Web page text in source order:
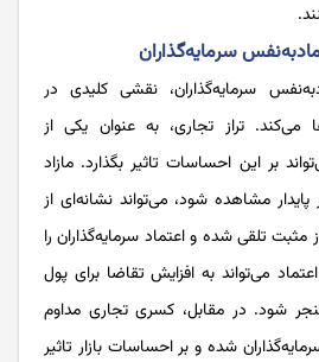
سرمایه‌گذاران، نقشی کلیدی در
می‌کند. تراز تجاری، به عنوان یکی از
بر این احساسات تاثیر بگذارد. مازاد
پایدار مشاهده شود، می‌تواند نشانه‌ای از
تلقی شده و اعتماد سرمایه‌گذاران را
می‌تواند به افزایش تقاضا برای پول
شود. در مقابل، کسری تجاری مداوم
شده و بر احساسات بازار تاثیر